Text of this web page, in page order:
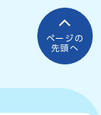
ページの
先頭へ